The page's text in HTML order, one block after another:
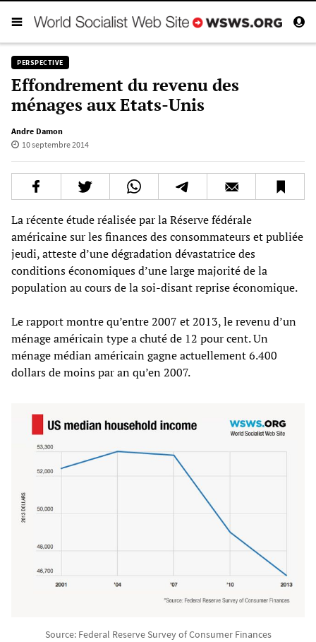
PERSPECTIVE
Effondrement du revenu des
ménages aux Etats-Unis
Andre Damon
10 septembre 2014
La récente étude réalisée par la Réserve fédérale
américaine sur les finances des consommateurs et publiée
jeudi, atteste d’une dégradation dévastatrice des
conditions économiques d’une large majorité de la
population au cours de la soi-disant reprise économique.
Le rapport montre qu’entre 2007 et 2013, le revenu d’un
ménage américain type a chuté de 12 pour cent. Un
ménage médian américain gagne actuellement 6.400
dollars de moins par an qu’en 2007.
Source: Federal Reserve Survey of Consumer Finances